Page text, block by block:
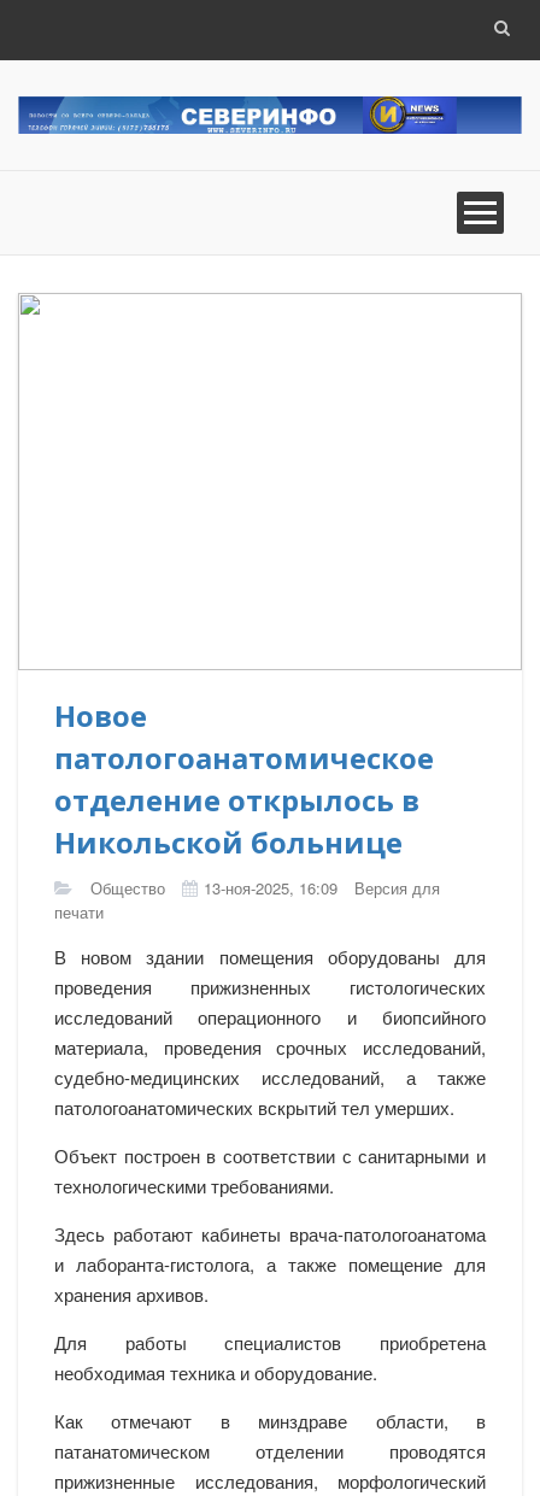
Новое
патологоанатомическое
отделение открылось в
Никольской больнице
Общество 13-ноя-2025, 16:09
Версия для
печати
В новом здании помещения оборудованы для
проведения прижизненных гистологических
исследований операционного и биопсийного
материала, проведения срочных исследований,
судебно-медицинских исследований, а также
патологоанатомических вскрытий тел умерших.
Объект построен в соответствии с санитарными и
технологическими требованиями.
Здесь работают кабинеты врача-патологоанатома
и лаборанта-гистолога, а также помещение для
хранения архивов.
Для работы специалистов приобретена
необходимая техника и оборудование.
Как отмечают в минздраве области, в
патанатомическом отделении проводятся
прижизненные исследования, морфологический